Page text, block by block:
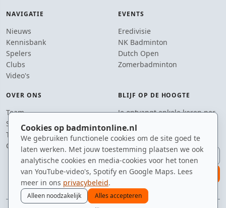
Cookies op badmintonline.nl
We gebruiken functionele cookies om de site goed te
laten werken. Met jouw toestemming plaatsen we ook
analytische cookies en media-cookies voor het tonen
van YouTube-video's, Spotify en Google Maps. Lees
meer in ons privacybeleid.
Alleen noodzakelijk
Alles accepteren
NAVIGATIE
Nieuws
Kennisbank
Spelers
Clubs
Video's
EVENTS
Eredivisie
NK Badminton
Dutch Open
Zomerbadminton
OVER ONS
Team
Supporters
Tip de redactie
Contact
BLIJF OP DE HOOGTE
Je ontvangt enkele keren per
jaar een e-mail met het
laatste badmintonnieuws.
E-mailadres
aanmelden